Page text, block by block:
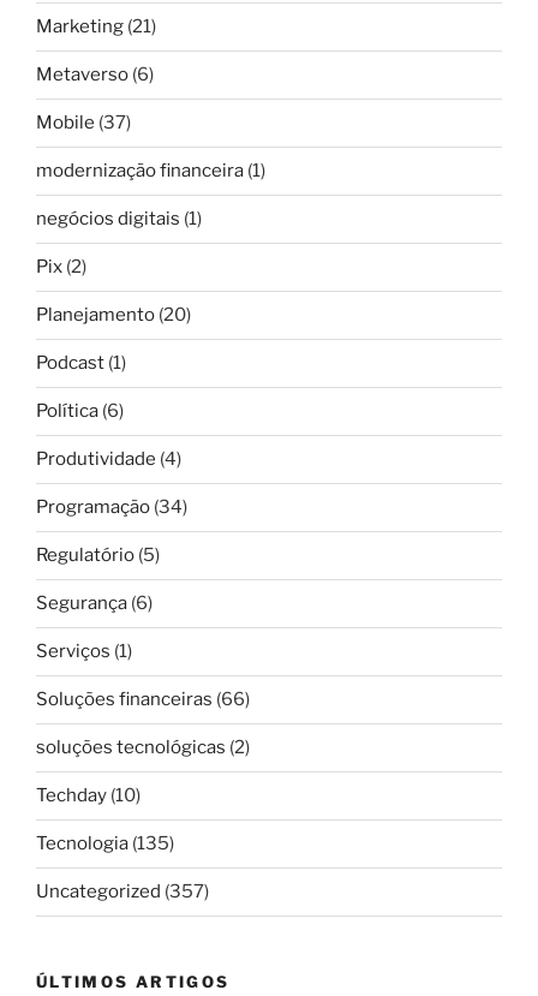
Marketing (21)
Metaverso (6)
Mobile (37)
modernização financeira (1)
negócios digitais (1)
Pix (2)
Planejamento (20)
Podcast (1)
Política (6)
Produtividade (4)
Programação (34)
Regulatório (5)
Segurança (6)
Serviços (1)
Soluções financeiras (66)
soluções tecnológicas (2)
Techday (10)
Tecnologia (135)
Uncategorized (357)
ÚLTIMOS ARTIGOS